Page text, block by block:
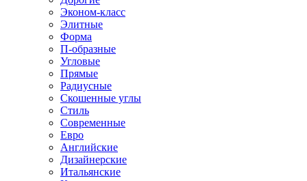
Эконом-класс
Элитные
Форма
П-образные
Угловые
Прямые
Радиусные
Скошенные углы
Стиль
Современные
Евро
Английские
Дизайнерские
Итальянские